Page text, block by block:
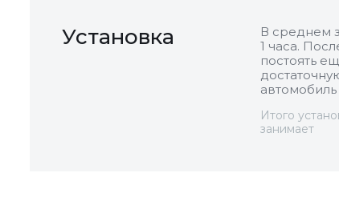
Установка
В среднем
1 часа.
постоять
автомобиль
Итого
занимает